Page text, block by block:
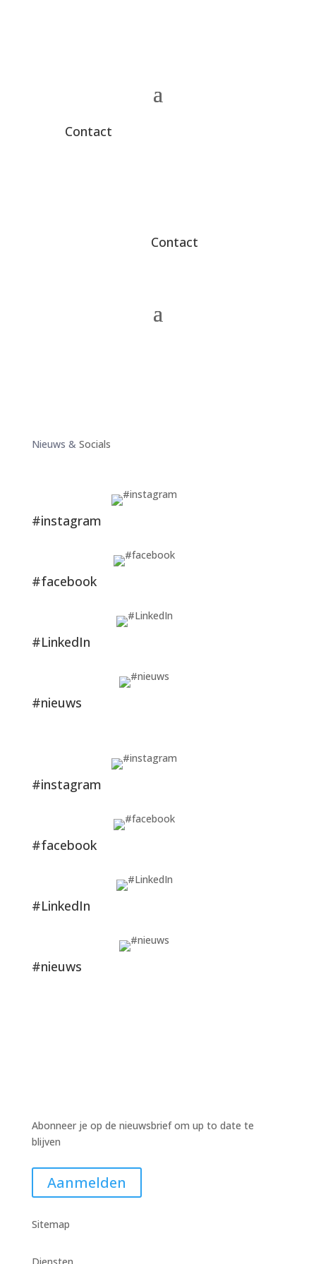
Contact
Contact
Nieuws & Socials
#instagram
#facebook
#LinkedIn
#nieuws
#instagram
#facebook
#LinkedIn
#nieuws
Abonneer je op de nieuwsbrief om up to date te
blijven
Aanmelden
Sitemap